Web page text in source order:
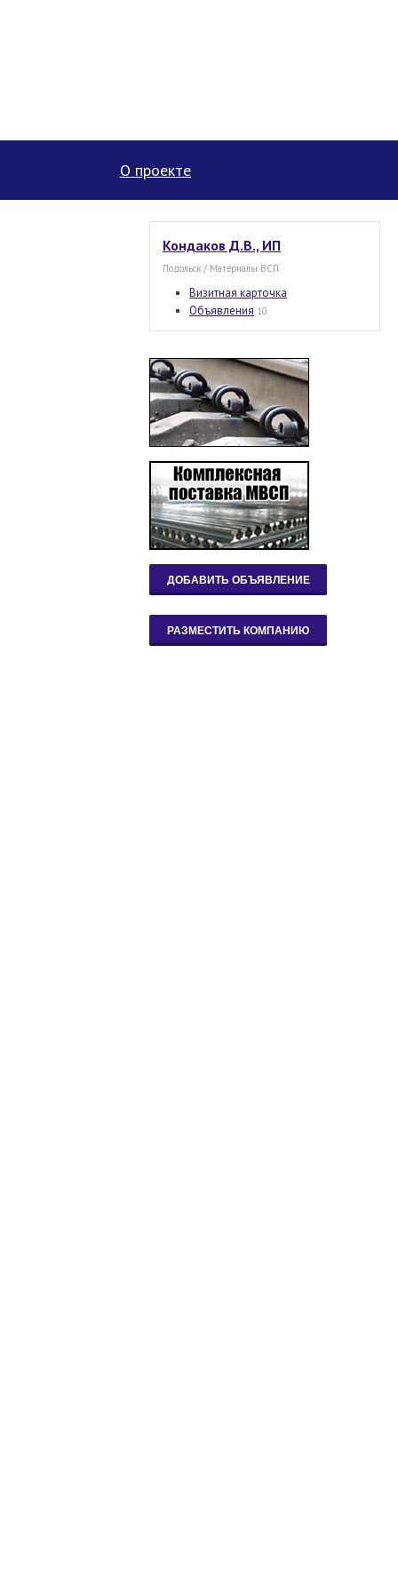
О проекте
Кондаков Д.В., ИП
Подольск / Материалы ВСП
Визитная карточка
Объявления 10